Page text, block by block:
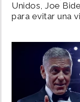
SHOW
INSÓLITAS
Unidos, Joe
para evitar una